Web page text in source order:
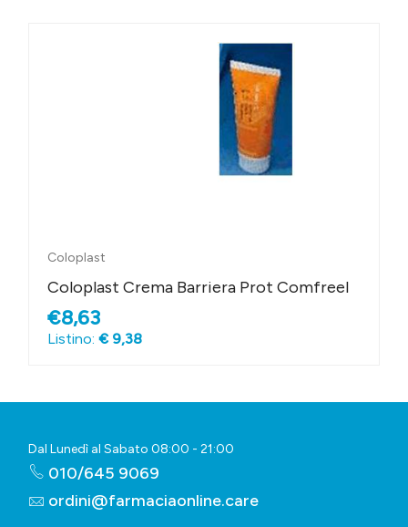
Coloplast
Coloplast Crema Barriera Prot Comfreel
€8,63
Listino: € 9,38
Dal Lunedì al Sabato 08:00 - 21:00
010/645 9069
ordini@farmaciaonline.care